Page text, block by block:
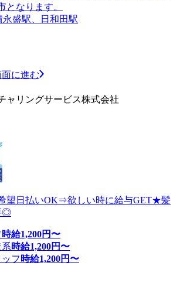
となります。
盛駅、日和田駅
に進む
ャリングサービス株式会社
望日払いOK⇒欲しい時に給与GET★髪
◎
時給1,200円〜
時給1,200円〜
フ 時給1,200円〜